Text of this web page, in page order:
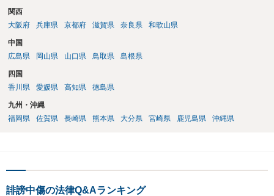
関西
大阪府
兵庫県 京都府 滋賀県 奈良県 和歌山県
中国
広島県
岡山県 山口県 鳥取県 島根県
四国
香川県
愛媛県 高知県 徳島県
九州・沖縄
福岡県
佐賀県 長崎県 熊本県 大分県 宮崎県 鹿児島県 沖縄県
誹謗中傷の法律Q&Aランキング